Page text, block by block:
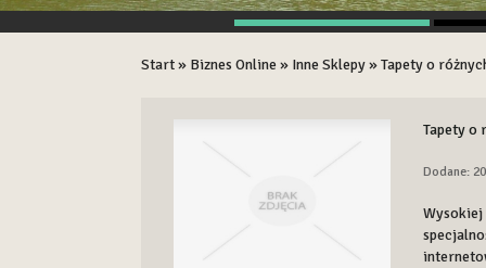
Start» Biznes Online » Inne Sklepy»Tapety o
Tapety o
Dodane:
Wysokiej